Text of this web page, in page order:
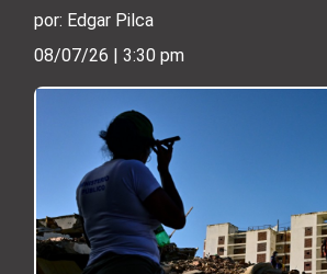
por: Edgar Pilca
08/07/26 | 3:30 pm